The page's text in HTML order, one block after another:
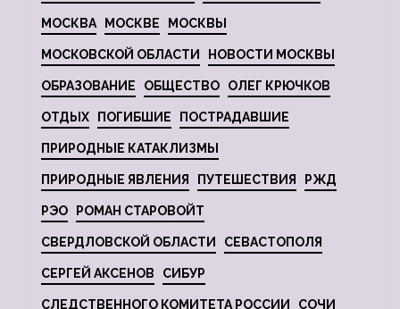
МОСКВА МОСКВЕ МОСКВЫ
МОСКОВСКОЙ ОБЛАСТИ НОВОСТИ МОСКВЫ
ОБРАЗОВАНИЕ ОБЩЕСТВО ОЛЕГ КРЮЧКОВ
ОТДЫХ ПОГИБШИЕ ПОСТРАДАВШИЕ
ПРИРОДНЫЕ КАТАКЛИЗМЫ
ПРИРОДНЫЕ ЯВЛЕНИЯ ПУТЕШЕСТВИЯ РЖД
РЭО РОМАН СТАРОВОЙТ
СВЕРДЛОВСКОЙ ОБЛАСТИ СЕВАСТОПОЛЯ
СЕРГЕЙ АКСЕНОВ СИБУР
СЛЕДСТВЕННОГО КОМИТЕТА РОССИИ СОЧИ